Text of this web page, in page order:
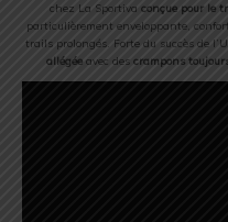
chez La Sportiva conçue pour le
particulièrement enveloppante,
trails prolongés. Forte du succès de
allégée avec des crampons